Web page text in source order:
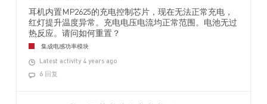
耳机内置MP2625的充电控制芯片，现在无法正常充电，
红灯提升温度异常。充电电压电流均正常范围。电池无过
热反应。请问如何重置？
集成电感功率模块
Latest activity 4 years ago
6 回复